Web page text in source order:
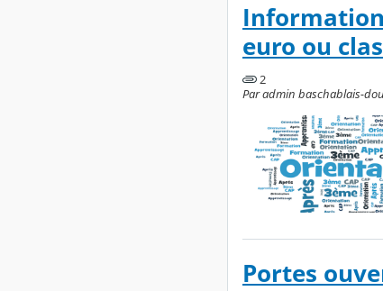
euro ou
2
Par admin baschablais-
Portes